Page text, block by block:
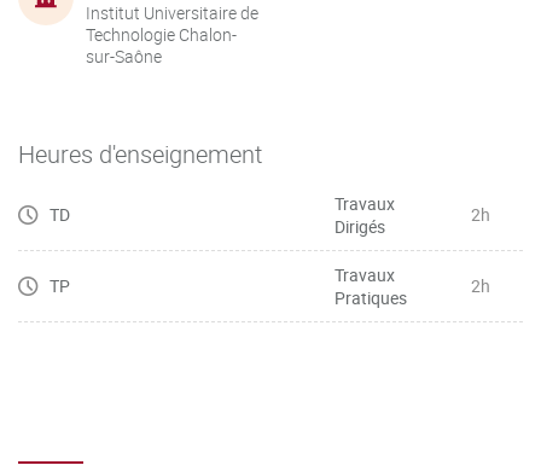
Institut Universitaire de
Technologie Chalon-
sur-Saône
Heures d'enseignement
TD
Travaux
Dirigés
2h
TP
Travaux
Pratiques
2h